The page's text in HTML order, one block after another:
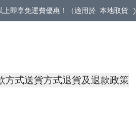
即享免運費優惠！（適用於 本地取貨 )
方式送貨方式退貨及退款政策